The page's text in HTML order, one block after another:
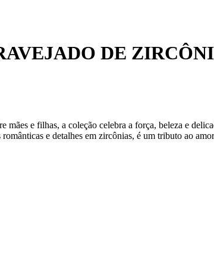
DE
e filhas, a coleção celebra a força, beleza e
e detalhes em zircônias, é um tributo ao